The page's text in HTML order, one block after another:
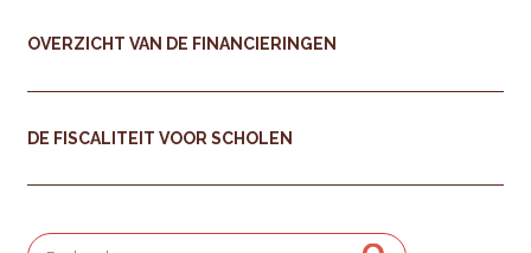
OVERZICHT VAN DE FINANCIERINGEN
DE FISCALITEIT VOOR SCHOLEN